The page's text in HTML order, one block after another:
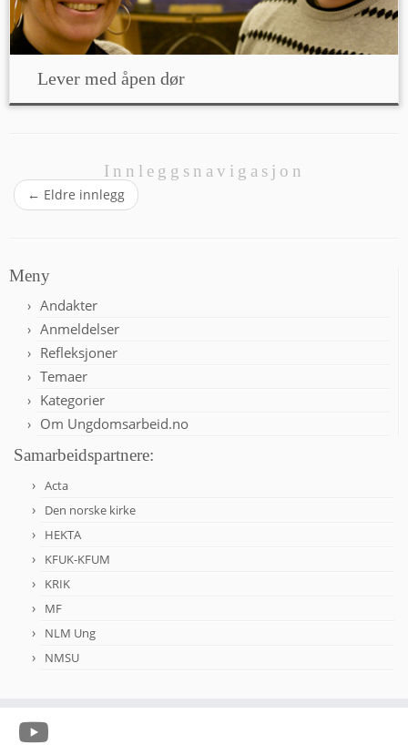
Lever med åpen dør
Innleggsnavigasjon
← Eldre innlegg
Meny
Andakter
Anmeldelser
Refleksjoner
Temaer
Kategorier
Om Ungdomsarbeid.no
Samarbeidspartnere:
Acta
Den norske kirke
HEKTA
KFUK-KFUM
KRIK
MF
NLM Ung
NMSU